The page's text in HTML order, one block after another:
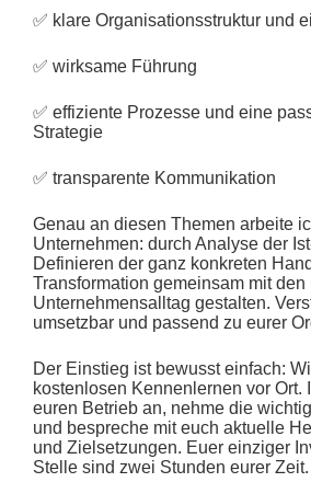
✅ klare Organisationsstruktur und
✅ wirksame Führung
✅ effiziente Prozesse und eine
Strategie
✅ transparente Kommunikation
Genau an diesen Themen arbeite
Unternehmen: durch Analyse der
Definieren der ganz konkreten
Transformation gemeinsam mit
Unternehmensalltag gestalten.
umsetzbar und passend zu eurer
Der Einstieg ist bewusst einfach:
kostenlosen Kennenlernen vor Ort.
euren Betrieb an, nehme die
und bespreche mit euch aktuelle
und Zielsetzungen. Euer einziger
Stelle sind zwei Stunden eurer Zeit.